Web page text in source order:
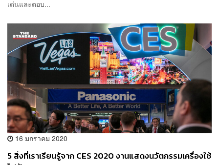
เด่นและตอบ...
16 มกราคม 2020
5 สิ่งที่เราเรียนรู้จาก CES 2020 งานแสดงนวัตกรรมเครื่องใช้